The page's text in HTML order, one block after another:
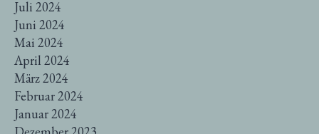
Juli 2024
Juni 2024
Mai 2024
April 2024
März 2024
Februar 2024
Januar 2024